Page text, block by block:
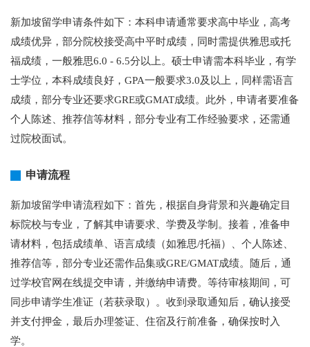
新加坡留学申请条件如下：本科申请通常要求高中毕业，高考
成绩优异，部分院校接受高中平时成绩，同时需提供雅思或托
福成绩，一般雅思6.0 - 6.5分以上。硕士申请需本科毕业，有学
士学位，本科成绩良好，GPA一般要求3.0及以上，同样需语言
成绩，部分专业还要求GRE或GMAT成绩。此外，申请者要准备
个人陈述、推荐信等材料，部分专业有工作经验要求，还需通
过院校面试。
申请流程
新加坡留学申请流程如下：首先，根据自身背景和兴趣确定目
标院校与专业，了解其申请要求、学费及学制。接着，准备申
请材料，包括成绩单、语言成绩（如雅思/托福）、个人陈述、
推荐信等，部分专业还需作品集或GRE/GMAT成绩。随后，通
过学校官网在线提交申请，并缴纳申请费。等待审核期间，可
同步申请学生准证（若获录取）。收到录取通知后，确认接受
并支付押金，最后办理签证、住宿及行前准备，确保按时入
学。